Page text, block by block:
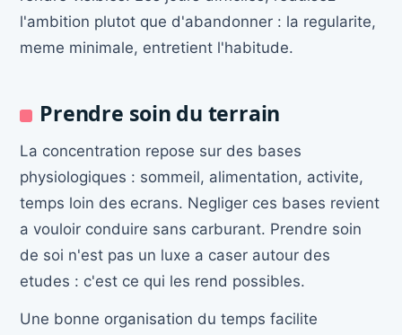
l'ambition plutot que d'abandonner : la regularite,
meme minimale, entretient l'habitude.
Prendre soin du terrain
La concentration repose sur des bases
physiologiques : sommeil, alimentation, activite,
temps loin des ecrans. Negliger ces bases revient
a vouloir conduire sans carburant. Prendre soin
de soi n'est pas un luxe a caser autour des
etudes : c'est ce qui les rend possibles.
Une bonne organisation du temps facilite